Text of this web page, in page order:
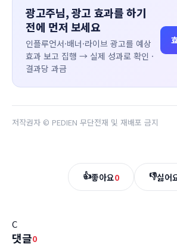
광고주님, 광고 효과를 하기
전에 먼저 보세요
인플루언서·배너·라이브 광고를 예상
효과 보고 집행 → 실제 성과로 확인 ·
결과당 과금
저작권자 © PEDIEN 무단전재 및 재배포 금지
👍좋아요0 👎싫어
C
댓글0